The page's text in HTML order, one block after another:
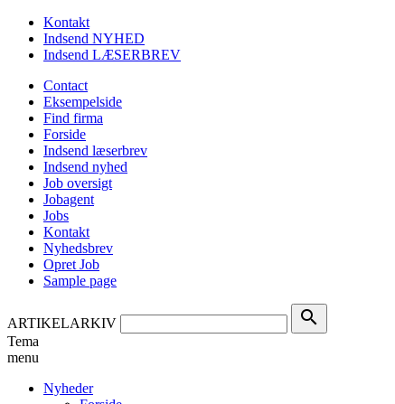
Kontakt
Indsend NYHED
Indsend LÆSERBREV
Contact
Eksempelside
Find firma
Forside
Indsend læserbrev
Indsend nyhed
Job oversigt
Jobagent
Jobs
Kontakt
Nyhedsbrev
Opret Job
Sample page
ARTIKELARKIV search
Tema
menu
Nyheder